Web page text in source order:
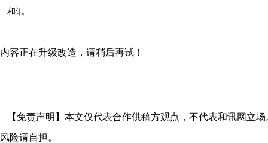
和讯
内容正在升级改造，请稍后再试！
【免责声明】本文仅代表合作供稿方观点，不代表和讯网立
风险请自担。